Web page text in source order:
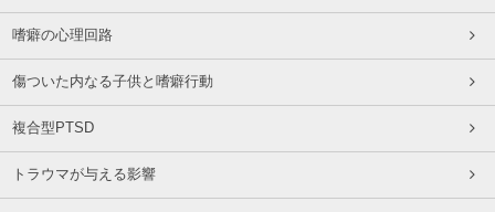
嗜癖の心理回路
傷ついた内なる子供と嗜癖行動
複合型PTSD
トラウマが与える影響